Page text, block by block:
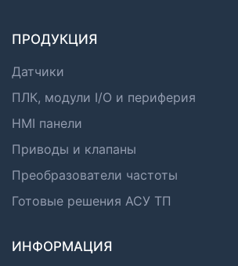
ПРОДУКЦИЯ
Датчики
ПЛК, модули I/O и периферия
HMI панели
Приводы и клапаны
Преобразователи частоты
Готовые решения АСУ ТП
ИНФОРМАЦИЯ